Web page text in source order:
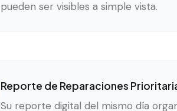
pueden ser visibles a simple vista.
Reporte de Reparaciones
Su reporte digital del mismo día